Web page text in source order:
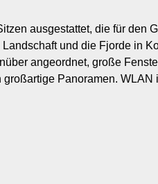
ausgestattet, die für den
und die Fjorde in
angeordnet, große
Panoramen. WLAN